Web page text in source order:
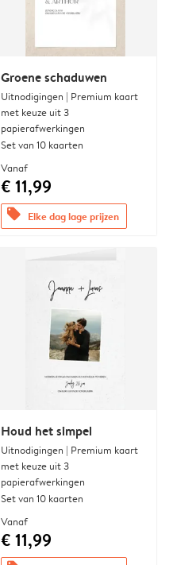
Groene schaduwen
Uitnodigingen | Premium kaart
met keuze uit 3
papierafwerkingen
Set van 10 kaarten
Vanaf
€ 11,99
offers Elke dag lage prijzen
Houd het simpel
Uitnodigingen | Premium kaart
met keuze uit 3
papierafwerkingen
Set van 10 kaarten
Vanaf
€ 11,99